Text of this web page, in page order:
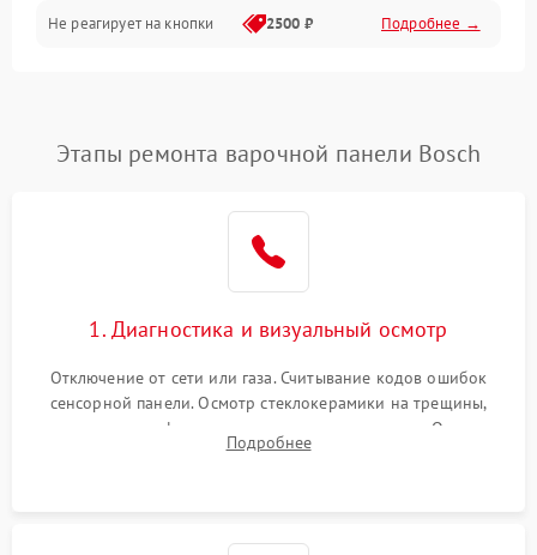
Не реагирует на кнопки 2500 ₽ Подробнее →
Этапы ремонта варочной панели Bosch
1. Диагностика и визуальный осмотр
Отключение от сети или газа. Считывание кодов ошибок
сенсорной панели. Осмотр стеклокерамики на трещины,
проверка конфорок на равномерность нагрева. Опрос
клиента о симптомах (не включается, не видит посуду,
Подробнее